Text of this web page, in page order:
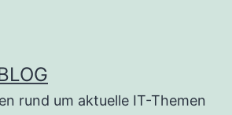
rund um aktuelle IT-Themen